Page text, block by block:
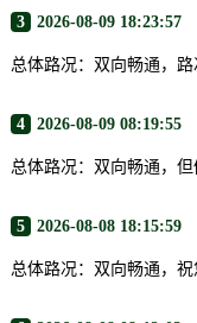
3 2026-08-09 18:23:57
总体路况：双向畅通，路
4 2026-08-09 08:19:55
总体路况：双向畅通，但
5 2026-08-08 18:15:59
总体路况：双向畅通，祝